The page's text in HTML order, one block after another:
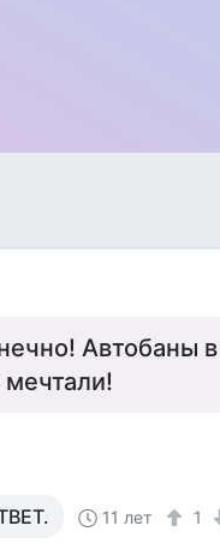
Автобаны
11 лет 1